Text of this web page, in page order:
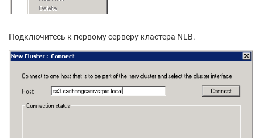
Подключитесь к первому серверу кластера NLB.